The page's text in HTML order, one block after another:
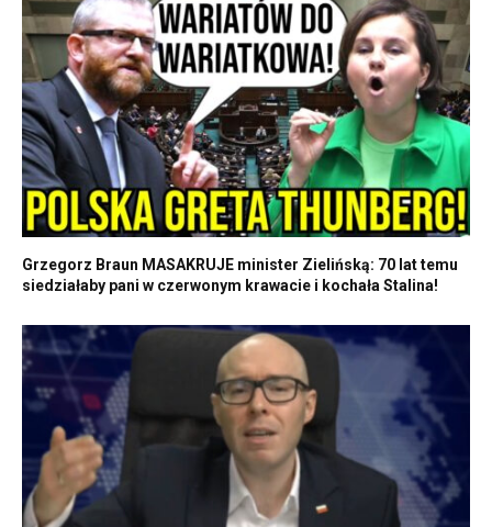
Grzegorz Braun MASAKRUJE minister Zielińską: 70 lat temu
siedziałaby pani w czerwonym krawacie i kochała Stalina!